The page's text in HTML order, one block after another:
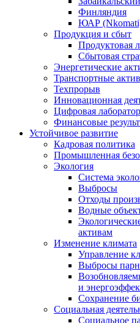
Финляндия
ЮАР
Продукция и сбыт
Продуктовая
Сбытовая
Энергетические
Транспортные
Техпрорыв
Инновационная
Цифровая
Финансовые
Устойчивое развитие
Кадровая политика
Промышленная
Экология
Система
Выбросы
Отходы
Водные
активам
Изменение климата
Управление
Выбросы
и
Сохранение
Социальная
Социальное